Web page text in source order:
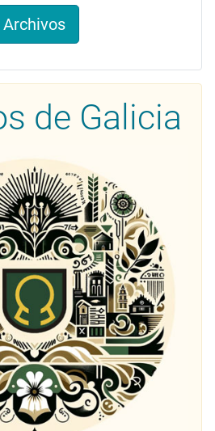
Archivos
de Galicia